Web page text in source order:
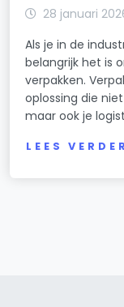
28 januari
Als je in de
belangrijk het is
verpakken.
oplossing die
maar ook je
LEES VERDER